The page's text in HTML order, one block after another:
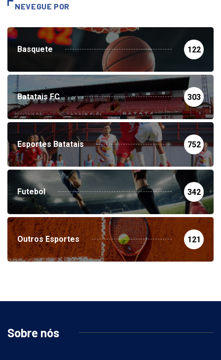
NEVEGUE POR
Basquete 122
Batatais FC 303
Esportes Batatais 752
Futebol 342
Outros Esportes 121
Sobre nós